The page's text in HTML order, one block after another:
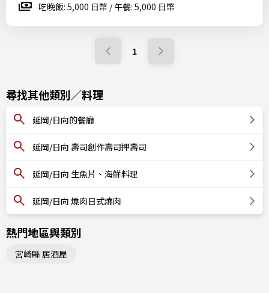
吃晚飯: 5,000 日幣 / 午餐: 5,000 日幣
1
尋找其他類別／料理
延岡/日向的餐廳
延岡/日向 壽司創作壽司押壽司
延岡/日向 生魚片、海鮮料理
延岡/日向 燒肉日式燒肉
熱門地區與類別
宮崎縣 居酒屋